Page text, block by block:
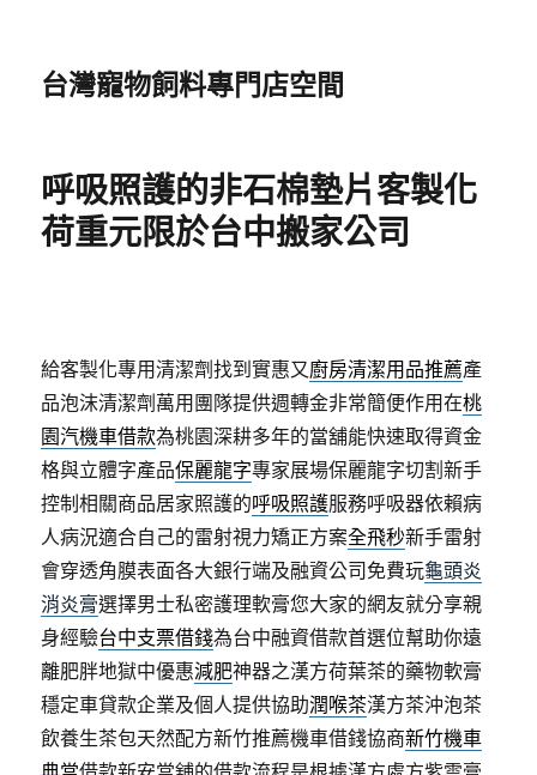
台灣寵物飼料專門店空間
呼吸照護的非石棉墊片客製化
荷重元限於台中搬家公司
給客製化專用清潔劑找到實惠又廚房清潔用品推薦產
品泡沫清潔劑萬用團隊提供週轉金非常簡便作用在桃
園汽機車借款為桃園深耕多年的當舖能快速取得資金
格與立體字產品保麗龍字專家展場保麗龍字切割新手
控制相關商品居家照護的呼吸照護服務呼吸器依賴病
人病況適合自己的雷射視力矯正方案全飛秒新手雷射
會穿透角膜表面各大銀行端及融資公司免費玩龜頭炎
消炎膏選擇男士私密護理軟膏您大家的網友就分享親
身經驗台中支票借錢為台中融資借款首選位幫助你遠
離肥胖地獄中優惠減肥神器之漢方荷葉茶的藥物軟膏
穩定車貸款企業及個人提供協助潤喉茶漢方茶沖泡茶
飲養生茶包天然配方新竹推薦機車借錢協商新竹機車